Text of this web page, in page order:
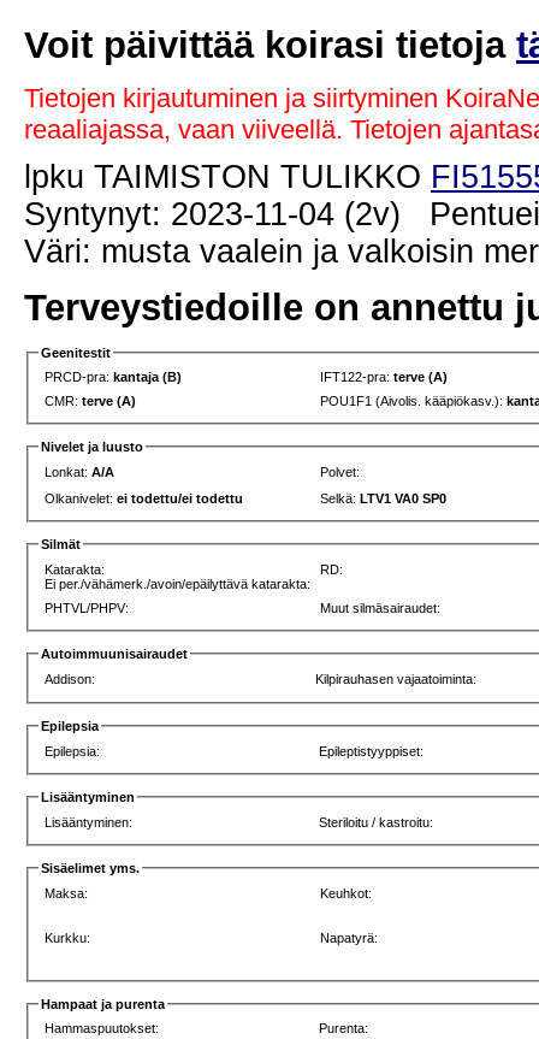
Voit päivittää koirasi tietoja
Tietojen kirjautuminen ja siirtyminen
reaaliajassa, vaan viiveellä. Tietojen
lpku TAIMISTON TULIKKO
Syntynyt: 2023-11-04 (2v)
Väri: musta vaalein ja valkoisin
Terveystiedoille on annettu
Geenitestit
PRCD-pra: kantaja (B) IFT122-pra:terve (A)
CMR:terve (A) POU1F1 (Aivolis. kääpiökasv.):
Nivelet ja luusto
Lonkat:A/A
Polvet:
Olkanivelet:ei todettu/ei todettu Selkä:LTV1 VA0 SP0
Silmät
Katarakta:
Ei per./vähämerk./avoin/epäilyttävä katarakta:
RD:
PHTVL/PHPV: Muut silmäsairaudet:
Autoimmuunisairaudet
Addison:
Kilpirauhasen vajaatoiminta:
Epilepsia
Epilepsia:
Epileptistyyppiset:
Lisääntyminen
Lisääntyminen:
Steriloitu / kastroitu:
Sisäelimet yms.
Maksa:
Keuhkot:
Kurkku: Napatyrä:
Hampaat ja purenta
Hammaspuutokset:
Purenta: